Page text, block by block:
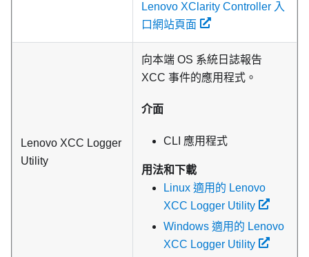
Lenovo XClarity Controller 入
口網站頁面
Lenovo XCC Logger
Utility
向本端 OS 系統日誌報告
XCC 事件的應用程式。
介面
CLI 應用程式
用法和下載
Linux 適用的 Lenovo
XCC Logger Utility
Windows 適用的 Lenovo
XCC Logger Utility